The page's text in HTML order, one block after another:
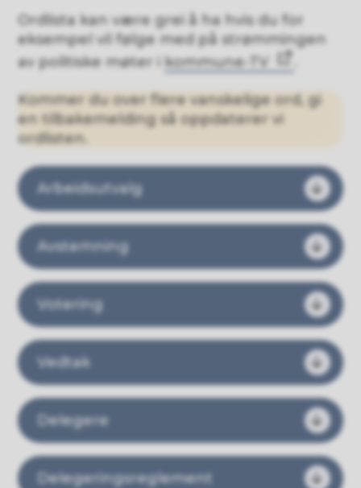
Ordlista kan være grei å ha hvis du for
eksempel vil følge med på strømmingen
av politiske møter i kommune-TV
Kommer du over flere vanskelige ord, gi
en tilbakemelding så oppdaterer vi
ordlisten.
Arbeidsutvalg
Avstemning
Votering
Vedtak
Delegere
Delegeringsreglement